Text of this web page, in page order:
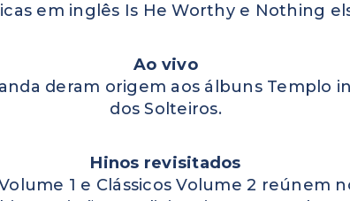
em inglês Is He Worthy e Nothing
Ao vivo
deram origem aos álbuns Templo
dos Solteiros.
Hinos revisitados
1 e Clássicos Volume 2 reúnem